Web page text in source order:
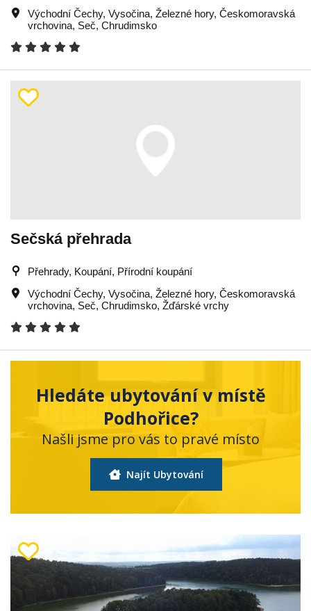
Východní Čechy, Vysočina, Železné hory, Českomoravská
vrchovina, Seč, Chrudimsko
Sečská přehrada
Přehrady, Koupání, Přírodní koupání
Východní Čechy, Vysočina, Železné hory, Českomoravská
vrchovina, Seč, Chrudimsko, Žďárské vrchy
Hledáte ubytování v místě
Podhořice?
Našli jsme pro vás to pravé místo
Najít Ubytování